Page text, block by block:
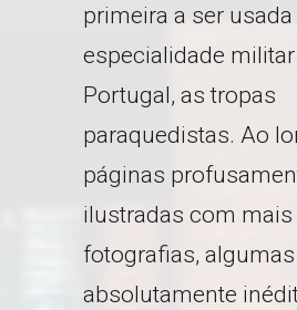
primeira a ser
especialidade
Portugal, as tropas
paraquedistas. Ao
páginas
ilustradas com mais
fotografias, algumas
absolutamente